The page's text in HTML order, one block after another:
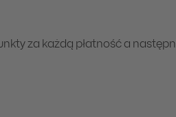
za każdą płatność a